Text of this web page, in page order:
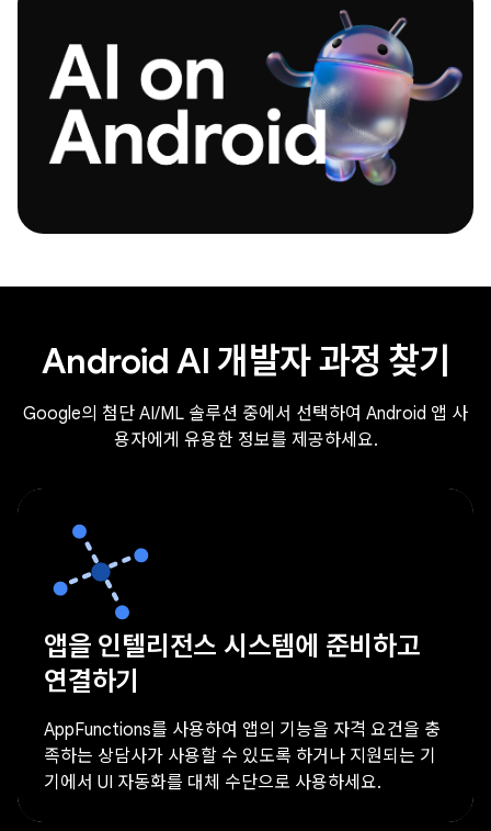
Android AI 개발자 과정 찾기
Google의 첨단 AI/ML 솔루션 중에서 선택하여 Android 앱 사
용자에게 유용한 정보를 제공하세요.
앱을 인텔리전스 시스템에 준비하고
연결하기
AppFunctions를 사용하여 앱의 기능을 자격 요건을 충
족하는 상담사가 사용할 수 있도록 하거나 지원되는 기
기에서 UI 자동화를 대체 수단으로 사용하세요.